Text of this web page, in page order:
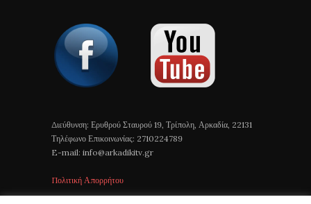
Διεύθυνση: Ερυθρού Σταυρού 19, Τρίπολη, Αρκαδία, 22131
Τηλέφωνο Επικοινωνίας: 2710224789
E-mail: info@arkadikitv.gr
Πολιτική Απορρήτου